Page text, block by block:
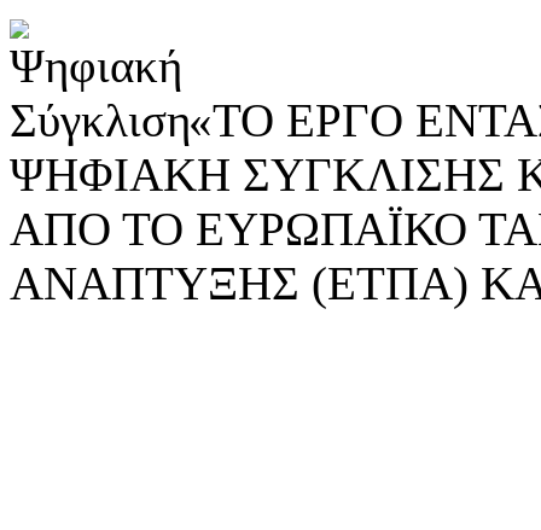
«ΤΟ ΕΡΓΟ
ΨΗΦΙΑΚΗ ΣΥΓΚΛΙΣΗΣ
ΑΠΟ ΤΟ ΕΥΡΩΠΑΪΚΟ
ΑΝΑΠΤΥΞΗΣ (ΕΤΠΑ)